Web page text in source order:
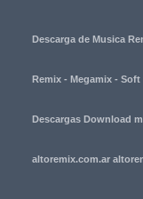
Descarga de Musica
Remix - Megamix -
Descargas Download
altoremix.com.ar